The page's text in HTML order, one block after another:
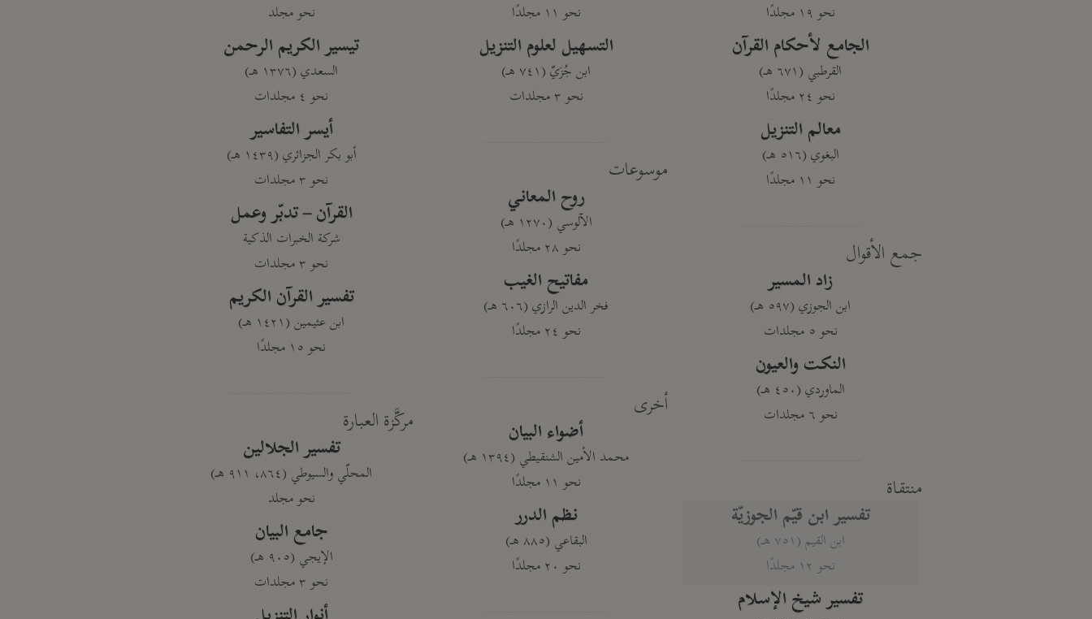
نحو ١٩ مجلدًا
الجامع لأحكام القرآن
القرطبي (٦٧١ هـ)
نحو ٢٤ مجلدًا
معالم التنزيل
البغوي (٥١٦ هـ)
نحو ١١ مجلدًا
جمع الأقوال
زاد المسير
ابن الجوزي (٥٩٧ هـ)
نحو ٥ مجلدات
النكت والعيون
الماوردي (٤٥٠ هـ)
نحو ٦ مجلدات
منتقاة
تفسير ابن قيّم الجوزيّة
ابن القيم (٧٥١ هـ)
نحو ١٢ مجلدًا
تفسير شيخ الإسلام
نحو ١١ مجلدًا
التسهيل لعلوم التنزيل
ابن جُزَيّ (٧٤١ هـ)
نحو ٣ مجلدات
موسوعات
روح المعاني
الآلوسي (١٢٧٠ هـ)
نحو ٢٨ مجلدًا
مفاتيح الغيب
فخر الدين الرازي (٦٠٦ هـ)
نحو ٢٤ مجلدًا
أخرى
أضواء البيان
محمد الأمين الشنقيطي (١٣٩٤ هـ)
نحو ١١ مجلدًا
نظم الدرر
البقاعي (٨٨٥ هـ)
نحو ٢٠ مجلدًا
نحو مجلد
تيسير الكريم الرحمن
السعدي (١٣٧٦ هـ)
نحو ٤ مجلدات
أيسر التفاسير
أبو بكر الجزائري (١٤٣٩ هـ)
نحو ٣ مجلدات
القرآن – تدبّر وعمل
شركة الخبرات الذكية
نحو ٣ مجلدات
تفسير القرآن الكريم
ابن عثيمين (١٤٢١ هـ)
نحو ١٥ مجلدًا
مركَّزة العبارة
تفسير الجلالين
المحلّي والسيوطي (٨٦٤، ٩١١ هـ)
نحو مجلد
جامع البيان
الإيجي (٩٠٥ هـ)
نحو ٣ مجلدات